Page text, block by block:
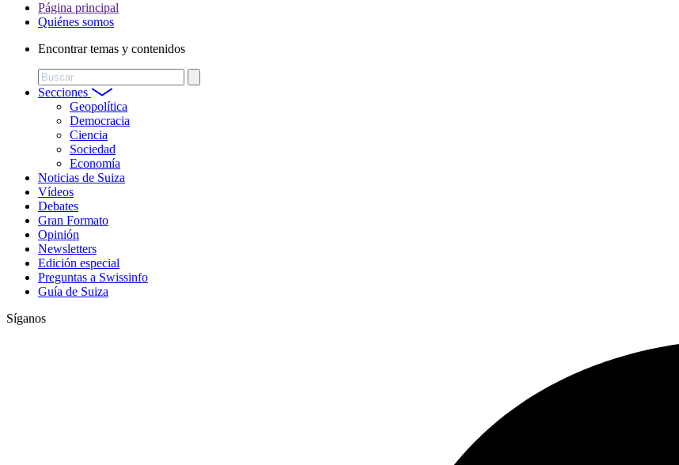
Página principal
Quiénes somos
Encontrar temas y contenidos
Buscar
Secciones
Geopolítica
Democracia
Ciencia
Sociedad
Economía
Noticias de Suiza
Vídeos
Debates
Gran Formato
Opinión
Newsletters
Edición especial
Preguntas a Swissinfo
Guía de Suiza
Síganos